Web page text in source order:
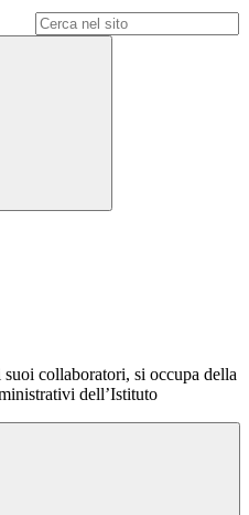
collaboratori, si occupa della
dell’Istituto